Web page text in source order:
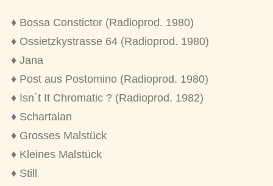
♦ Bossa Constictor (Radioprod. 1980)
♦ Ossietzkystrasse 64 (Radioprod. 1980)
♦ Jana
♦ Post aus Postomino (Radioprod. 1980)
♦ Isn´t It Chromatic ? (Radioprod. 1982)
♦ Schartalan
♦ Grosses Malstück
♦ Kleines Malstück
♦ Still